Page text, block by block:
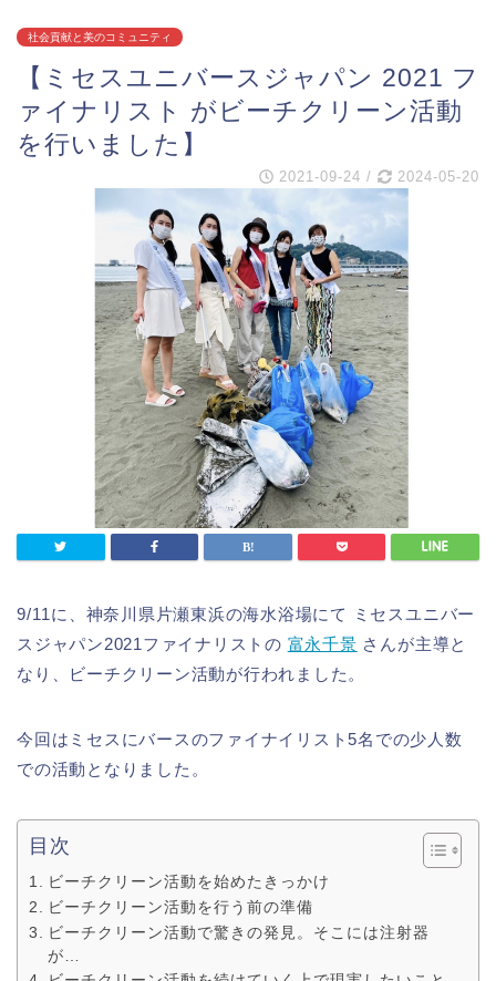
社会貢献と美のコミュニティ
【ミセスユニバースジャパン 2021 フ
ァイナリスト がビーチクリーン活動
を行いました】
2021-09-24 / 2024-05-20
9/11に、神奈川県片瀬東浜の海水浴場にて ミセスユニバー
スジャパン2021ファイナリストの 富永千景 さんが主導と
なり、ビーチクリーン活動が行われました。
今回はミセスにバースのファイナイリスト5名での少人数
での活動となりました。
目次
ビーチクリーン活動を始めたきっかけ
ビーチクリーン活動を行う前の準備
ビーチクリーン活動で驚きの発見。そこには注射器
が…